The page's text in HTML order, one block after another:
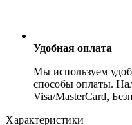
Удобная оплата
Мы используем
способы оплаты.
Visa/MasterCard,
Характеристики